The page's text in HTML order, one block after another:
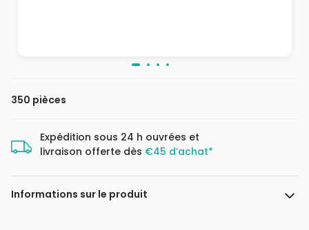
350 pièces
Expédition sous 24 h ouvrées et
livraison offerte dès €45 d’achat*
Informations sur le produit